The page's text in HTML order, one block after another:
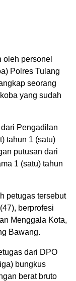
oleh personel
Polres Tulang
seorang
yang sudah
Pengadilan
tahun 1 (satu)
putusan dari
1 (satu) tahun
petugas tersebut
berprofesi
Menggala Kota,
Bawang.
dari DPO
bungkus
berat bruto